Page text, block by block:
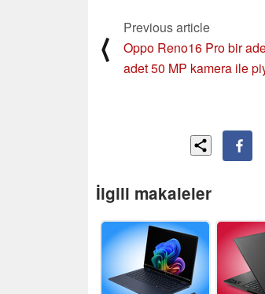
⟨
Previous article
Oppo Reno16 Pro bir
adet 50 MP kamera ile
İlgili makaleler